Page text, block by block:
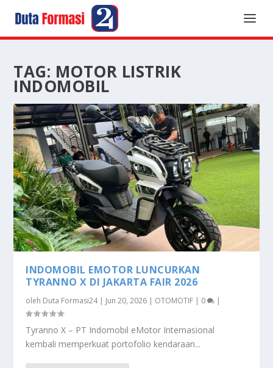
TAG: MOTOR LISTRIK
INDOMOBIL
INDOMOBIL EMOTOR LUNCURKAN
TYRANNO X DI JAKARTA FAIR 2026
oleh Duta Formasi24| Jun 20, 2026 | OTOMOTIF | 0 |
Tyranno X – PT Indomobil eMotor Internasional
kembali memperkuat portofolio kendaraan...